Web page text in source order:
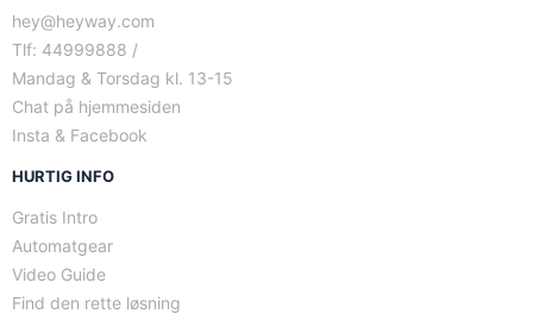
hey@heyway.com
Tlf: 44999888 /
Mandag & Torsdag kl. 13-15
Chat på hjemmesiden
Insta & Facebook
HURTIG INFO
Gratis Intro
Automatgear
Video Guide
Find den rette løsning